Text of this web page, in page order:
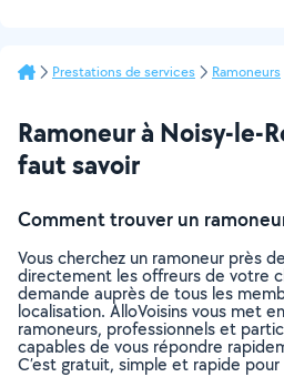
Prestations de services Ramoneurs
Ramoneur à Noisy-le-
faut savoir
Comment trouver un
Vous cherchez un ramoneur près
directement les offreurs de votre
demande auprès de tous les
localisation. AlloVoisins vous met
ramoneurs, professionnels et
capables de vous répondre
C’est gratuit, simple et rapide